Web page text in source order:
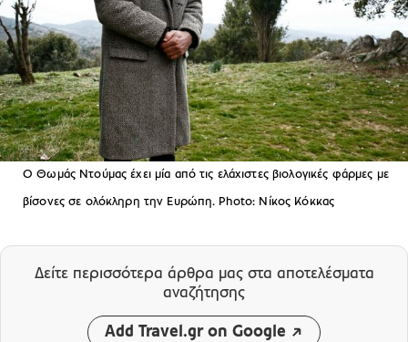
Ο Θωμάς Ντούμας έχει μία από τις ελάχιστες βιολογικές φάρμες με
βίσονες σε ολόκληρη την Ευρώπη. Photo: Νίκος Κόκκας
Δείτε περισσότερα άρθρα μας στα αποτελέσματα
αναζήτησης
Add Travel.gr on Google